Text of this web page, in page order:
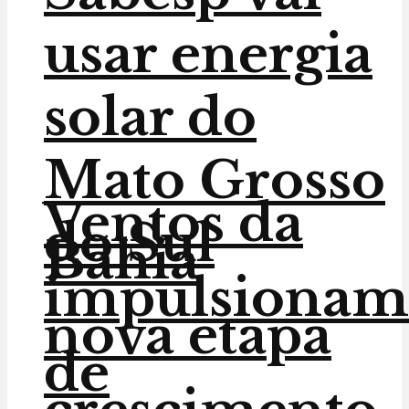
Ventos da
Bahia
impulsionam
nova etapa
de
usar energia
solar do
Mato Grosso
do Sul